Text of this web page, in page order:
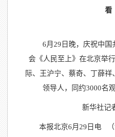
看
6月29日晚，庆祝中国
会《人民至上》在北京举
际、王沪宁、蔡奇、丁薛
领导人，同约3000名
新华社记
本报北京6月29日电